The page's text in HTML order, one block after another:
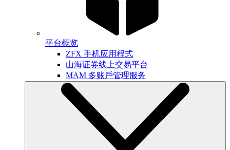
平台概览
ZFX 手机应用程式
山海证券线上交易平台
MAM 多账戶管理服务